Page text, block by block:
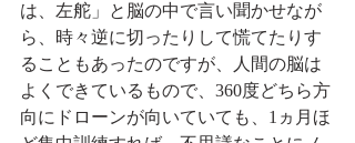
は、左舵」と脳の中で言い聞かせなが
ら、時々逆に切ったりして慌てたりす
ることもあったのですが、人間の脳は
よくできているもので、360度どちら方
向にドローンが向いていても、1ヵ月ほ